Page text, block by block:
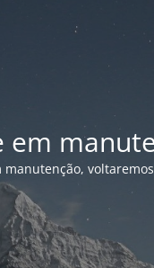
em
manutenção,